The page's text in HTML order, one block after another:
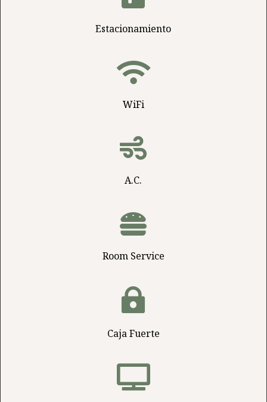
Estacionamiento

WiFi

A.C.

Room Service

Caja Fuerte
